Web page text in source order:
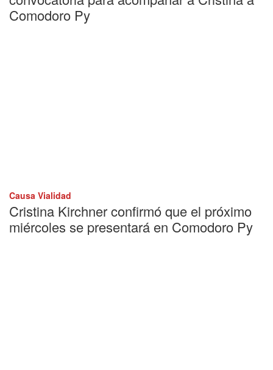
Comodoro Py
Causa Vialidad
Cristina Kirchner confirmó que el próximo
miércoles se presentará en Comodoro Py